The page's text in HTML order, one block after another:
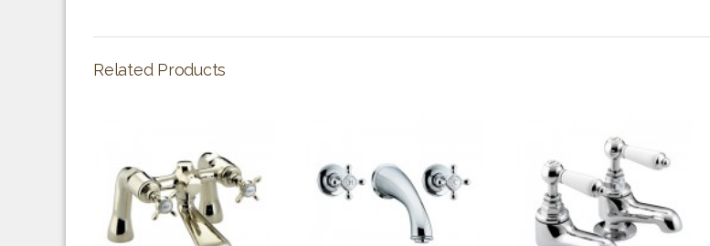
Related Products